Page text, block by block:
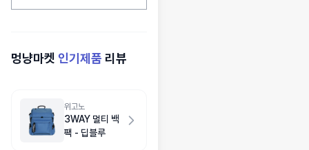
멍냥마켓 인기제품 리뷰
위고노
3WAY 멀티 백
팩 - 딥블루